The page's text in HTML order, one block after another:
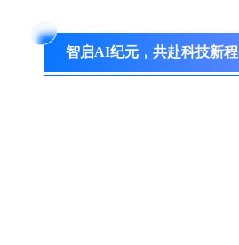
智启AI纪元，共赴科技新程